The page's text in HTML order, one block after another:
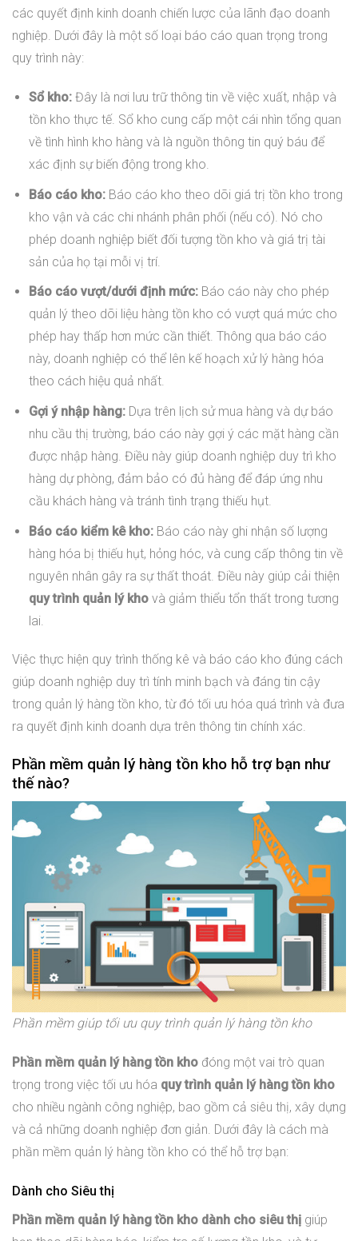
các quyết định kinh doanh chiến lược của lãnh đạo doanh
nghiệp. Dưới đây là một số loại báo cáo quan trọng trong
quy trình này:
Sổ kho:Đây là nơi lưu trữ thông tin về việc xuất, nhập và
tồn kho thực tế. Sổ kho cung cấp một cái nhìn tổng quan
về tình hình kho hàng và là nguồn thông tin quý báu để
xác định sự biến động trong kho.
Báo cáo kho:Báo cáo kho theo dõi giá trị tồn kho trong
kho vận và các chi nhánh phân phối (nếu có). Nó cho
phép doanh nghiệp biết đối tượng tồn kho và giá trị tài
sản của họ tại mỗi vị trí.
Báo cáo vượt/dưới định mức:Báo cáo này cho phép
quản lý theo dõi liệu hàng tồn kho có vượt quá mức cho
phép hay thấp hơn mức cần thiết. Thông qua báo cáo
này, doanh nghiệp có thể lên kế hoạch xử lý hàng hóa
theo cách hiệu quả nhất.
Gợi ý nhập hàng:Dựa trên lịch sử mua hàng và dự báo
nhu cầu thị trường, báo cáo này gợi ý các mặt hàng cần
được nhập hàng. Điều này giúp doanh nghiệp duy trì kho
hàng dự phòng, đảm bảo có đủ hàng để đáp ứng nhu
cầu khách hàng và tránh tình trạng thiếu hụt.
Báo cáo kiểm kê kho:Báo cáo này ghi nhận số lượng
hàng hóa bị thiếu hụt, hỏng hóc, và cung cấp thông tin về
nguyên nhân gây ra sự thất thoát. Điều này giúp cải thiện
quy trình quản lý khovà giảm thiểu tổn thất trong tương
lai.
Việc thực hiện quy trình thống kê và báo cáo kho đúng cách
giúp doanh nghiệp duy trì tính minh bạch và đáng tin cậy
trong quản lý hàng tồn kho, từ đó tối ưu hóa quá trình và đưa
ra quyết định kinh doanh dựa trên thông tin chính xác.
Phần mềm quản lý hàng tồn kho hỗ trợ bạn như
thế nào?
Phần mềm giúp tối ưu quy trình quản lý hàng tồn kho
Phần mềm quản lý hàng tồn kho đóng một vai trò quan
trọng trong việc tối ưu hóa quy trình quản lý hàng tồn kho
cho nhiều ngành công nghiệp, bao gồm cả siêu thị, xây dựng
và cả những doanh nghiệp đơn giản. Dưới đây là cách mà
phần mềm quản lý hàng tồn kho có thể hỗ trợ bạn:
Dành cho Siêu thị
Phần mềm quản lý hàng tồn kho dành cho siêu thị giúp